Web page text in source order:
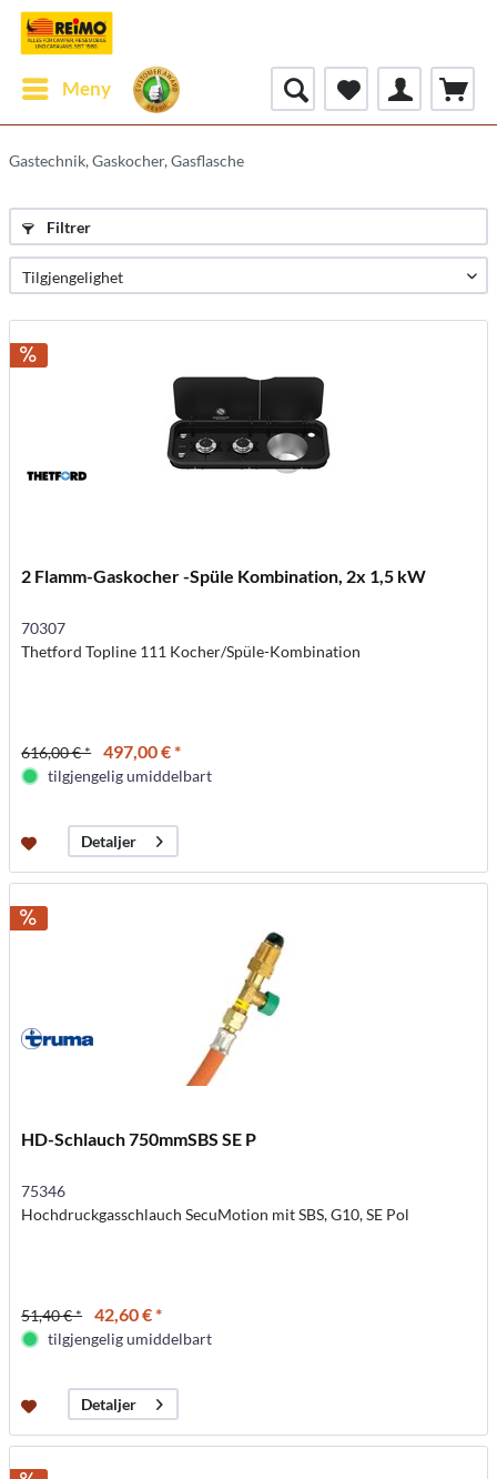
Meny
Gastechnik, Gaskocher, Gasflasche
Filtrer
2 Flamm-Gaskocher -Spüle Kombination, 2x 1,5 kW
70307
Thetford Topline 111 Kocher/Spüle-Kombination
616,00 € * 497,00 € *
tilgjengelig umiddelbart
Detaljer
HD-Schlauch 750mmSBS SE P
75346
Hochdruckgasschlauch SecuMotion mit SBS, G10, SE Pol
51,40 € * 42,60 € *
tilgjengelig umiddelbart
Detaljer